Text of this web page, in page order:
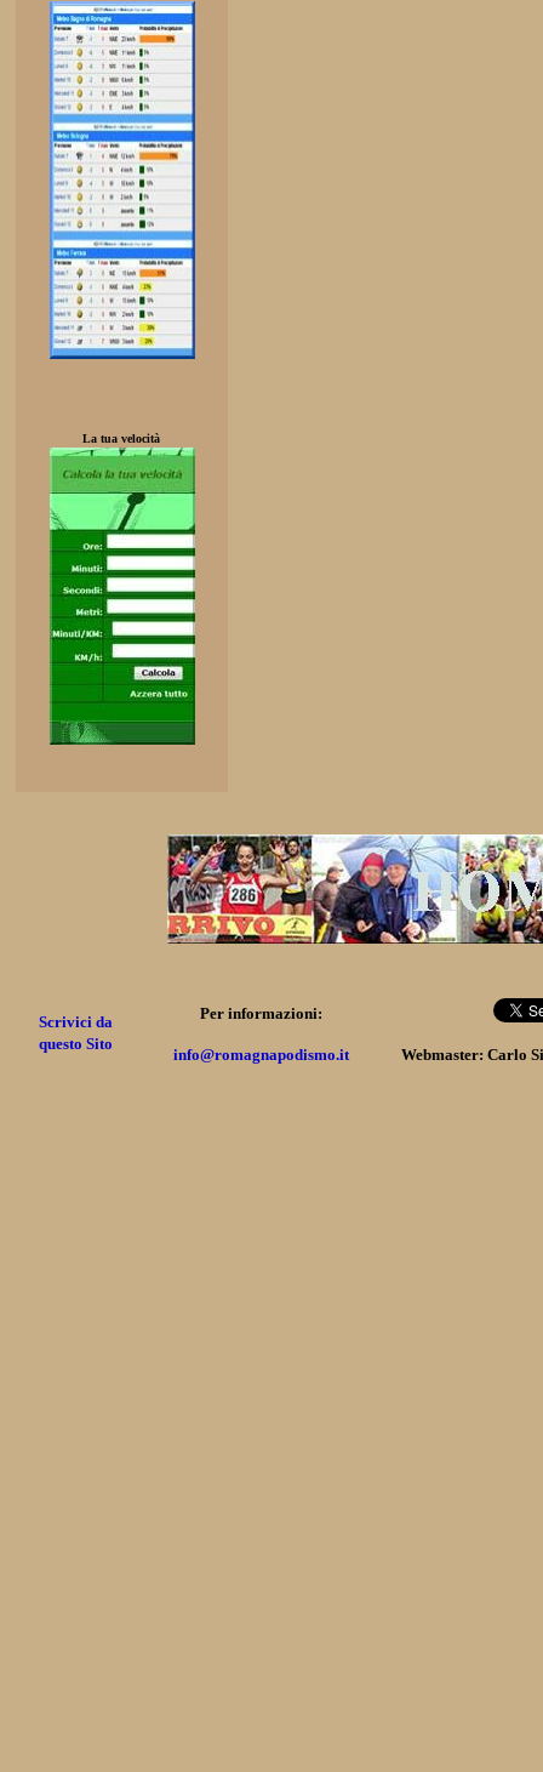
La tua velocità
Scrivici da
questo Sito
Per informazioni:
info@romagnapodismo.it Webmaster: Carlo